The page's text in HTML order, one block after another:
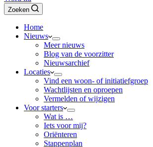
Zoeken
Home
Nieuws
Meer nieuws
Blog van de voorzitter
Nieuwsarchief
Locaties
Vind een woon- of initiatiefgroep
Wachtlijsten en oproepen
Vermelden of wijzigen
Voor starters
Wat is …
Iets voor mij?
Oriënteren
Stappenplan